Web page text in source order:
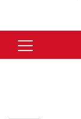
Buscar: